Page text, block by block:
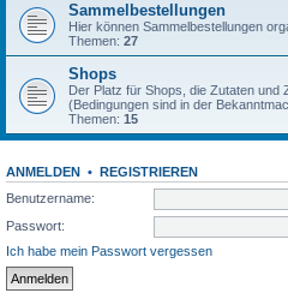
Sammelbestellungen
Hier können Sammelbestellungen
Themen: 27
Shops
Der Platz für Shops, die Zutaten und
(Bedingungen sind in der
Themen: 15
ANMELDEN • REGISTRIEREN
Benutzername:
Passwort:
Ich habe mein Passwort vergessen